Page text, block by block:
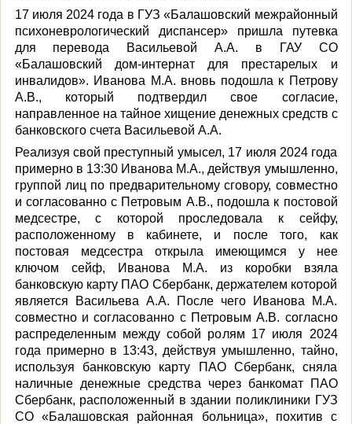
17 июля 2024 года в ГУЗ «Балашовский межрайонный
психоневрологический диспансер» пришла путевка
для перевода Васильевой А.А. в ГАУ СО
«Балашовский дом-интернат для престарелых и
инвалидов». Иванова М.А. вновь подошла к Петрову
А.В., который подтвердил свое согласие,
направленное на тайное хищение денежных средств с
банковского счета Васильевой А.А.
Реализуя свой преступный умысел, 17 июля 2024 года
примерно в 13:30 Иванова М.А., действуя умышленно,
группой лиц по предварительному сговору, совместно
и согласованно с Петровым А.В., подошла к постовой
медсестре, с которой проследовала к сейфу,
расположенному в кабинете, и после того, как
постовая медсестра открыла имеющимся у нее
ключом сейф, Иванова М.А. из коробки взяла
банковскую карту ПАО Сбербанк, держателем которой
является Васильева А.А. После чего Иванова М.А.
совместно и согласованно с Петровым А.В. согласно
распределенным между собой ролям 17 июля 2024
года примерно в 13:43, действуя умышленно, тайно,
используя банковскую карту ПАО Сбербанк, сняла
наличные денежные средства через банкомат ПАО
Сбербанк, расположенный в здании поликлиники ГУЗ
СО «Балашовская районная больница», похитив с